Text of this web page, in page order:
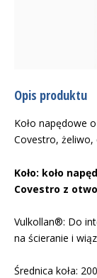
Opis produktu
Koło napędowe
Covestro,
Koło: koło
Covestro z
Vulkollan®: Do
na ścieranie i
Średnica koła: